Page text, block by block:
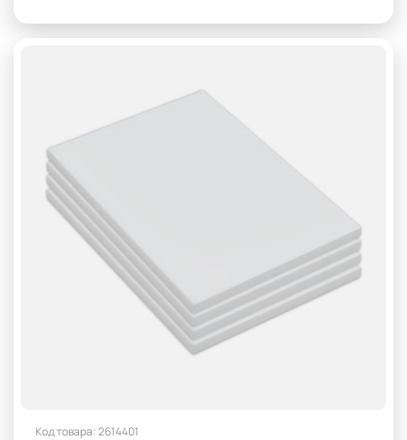
Код товара: 2614401